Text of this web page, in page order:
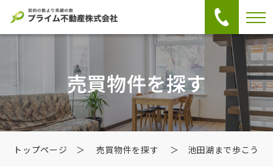
売買物件を探す
トップページ ＞ 売買物件を探す ＞ 池田湖まで歩こう